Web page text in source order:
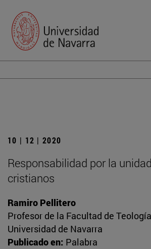
10 | 12 | 2020
Responsabilidad por la
cristianos
Ramiro Pellitero
Profesor de la Facultad de
Universidad de Navarra
Publicado en: Palabra